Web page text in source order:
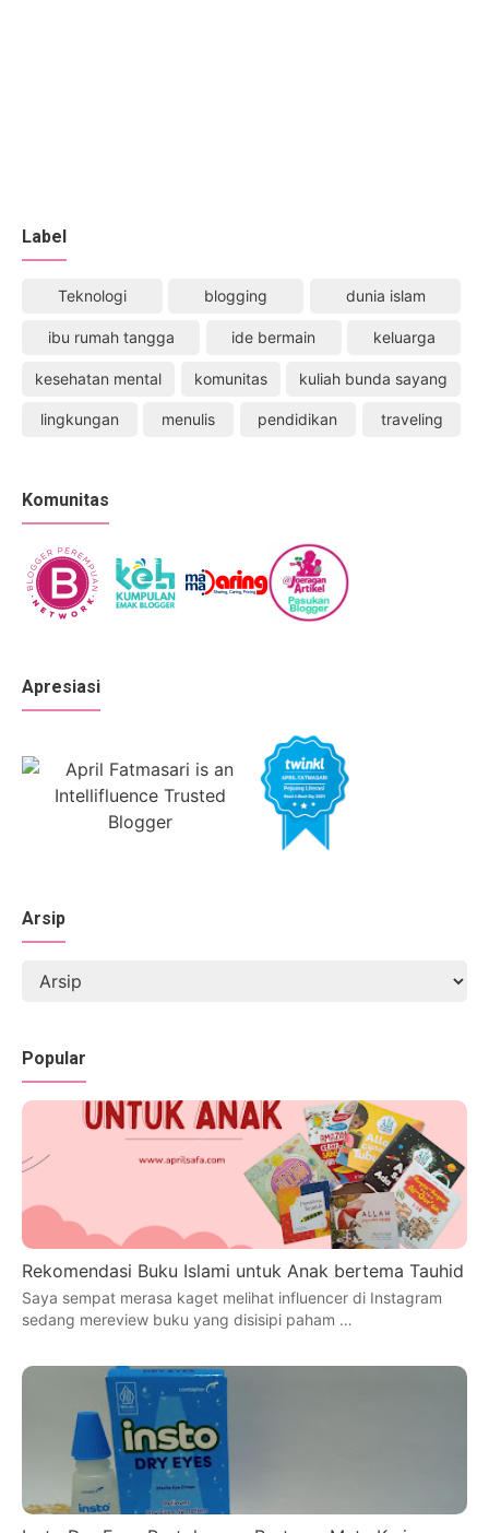
Label
Teknologi blogging dunia islam
ibu rumah tangga ide bermain keluarga
kesehatan mental komunitas kuliah bunda sayang
lingkungan menulis pendidikan traveling
Komunitas
Apresiasi
Arsip
Popular
Rekomendasi Buku Islami untuk Anak bertema Tauhid
Saya sempat merasa kaget melihat influencer di Instagram
sedang mereview buku yang disisipi paham …